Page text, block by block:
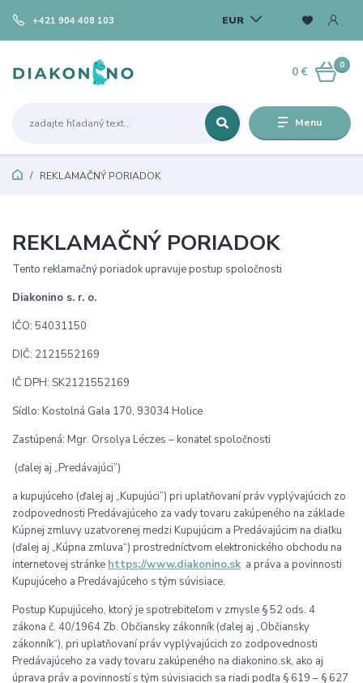
Menu
EUR
+421 904 408 103
0
0 €
REKLAMAČNÝ PORIADOK
REKLAMAČNÝ PORIADOK
Tento reklamačný poriadok upravuje postup spoločnosti
Diakonino s. r. o.
IČO: 54031150
DIČ: 2121552169
IČ DPH: SK2121552169
Sídlo: Kostolná Gala 170, 93034 Holice
Zastúpená: Mgr. Orsolya Léczes – konateľ spoločnosti
(ďalej aj „Predávajúci”)
a kupujúceho (ďalej aj „Kupujúci”) pri uplatňovaní práv vyplývajúcich zo
zodpovednosti Predávajúceho za vady tovaru zakúpeného na základe
Kúpnej zmluvy uzatvorenej medzi Kupujúcim a Predávajúcim na diaľku
(ďalej aj „Kúpna zmluva“) prostredníctvom elektronického obchodu na
internetovej stránke https://www.diakonino.sk a práva a povinnosti
Kupujúceho a Predávajúceho s tým súvisiace.
Postup Kupujúceho, ktorý je spotrebiteľom v zmysle § 52 ods. 4
zákona č. 40/1964 Zb. Občiansky zákonník (ďalej aj „Občiansky
zákonník“), pri uplatňovaní práv vyplývajúcich zo zodpovednosti
Predávajúceho za vady tovaru zakúpeného na diakonino.sk, ako aj
úprava práv a povinností s tým súvisiacich sa riadi podľa § 619 – § 627